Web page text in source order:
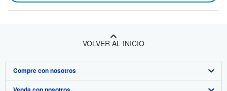
VOLVER AL INICIO
Compre con nosotros